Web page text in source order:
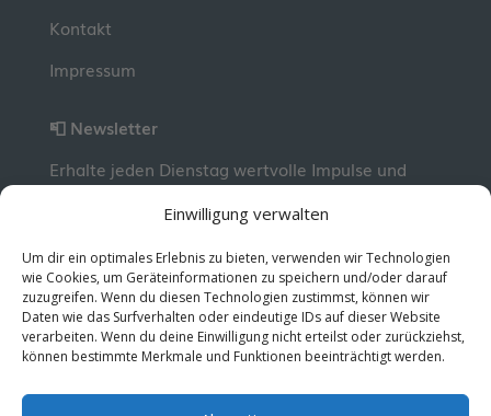
Einwilligung verwalten
Um dir ein optimales Erlebnis zu bieten, verwenden wir Technologien
wie Cookies, um Geräteinformationen zu speichern und/oder darauf
zuzugreifen. Wenn du diesen Technologien zustimmst, können wir
Daten wie das Surfverhalten oder eindeutige IDs auf dieser Website
verarbeiten. Wenn du deine Einwilligung nicht erteilst oder zurückziehst,
können bestimmte Merkmale und Funktionen beeinträchtigt werden.
Kontakt
Impressum
📮 Newsletter
Erhalte jeden Dienstag wertvolle Impulse und
kostenlos abonnieren!
© 2026 MentorMe. Alle Rechte vorbehalten.
Datenschutz
AGBs